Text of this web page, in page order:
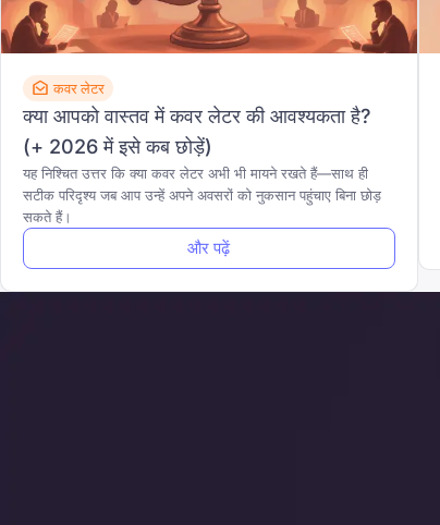
कवर लेटर
क्या आपको वास्तव में कवर लेटर की आवश्यकता है?
(+ 2026 में इसे कब छोड़ें)
यह निश्चित उत्तर कि क्या कवर लेटर अभी भी मायने रखते हैं—साथ ही
सटीक परिदृश्य जब आप उन्हें अपने अवसरों को नुकसान पहुंचाए बिना छोड़
सकते हैं।
और पढ़ें